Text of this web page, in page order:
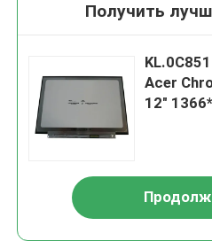
Получить
Acer
12"